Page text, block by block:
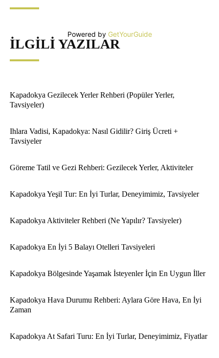
Powered by GetYourGuide
İLGILI YAZILAR
Kapadokya Gezilecek Yerler Rehberi (Popüler Yerler,
Tavsiyeler)
Ihlara Vadisi, Kapadokya: Nasıl Gidilir? Giriş Ücreti +
Tavsiyeler
Göreme Tatil ve Gezi Rehberi: Gezilecek Yerler, Aktiviteler
Kapadokya Yeşil Tur: En İyi Turlar, Deneyimimiz, Tavsiyeler
Kapadokya Aktiviteler Rehberi (Ne Yapılır? Tavsiyeler)
Kapadokya En İyi 5 Balayı Otelleri Tavsiyeleri
Kapadokya Bölgesinde Yaşamak İsteyenler İçin En Uygun İller
Kapadokya Hava Durumu Rehberi: Aylara Göre Hava, En İyi
Zaman
Kapadokya At Safari Turu: En İyi Turlar, Deneyimimiz, Fiyatlar